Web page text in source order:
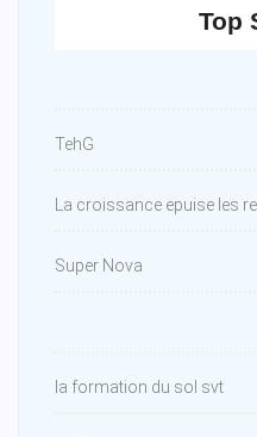
Top
TehG
La croissance epuise les
Super Nova
la formation du sol svt